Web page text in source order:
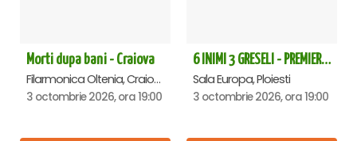
Morti dupa bani - Craiova
Filarmonica Oltenia, Craiova
3 octombrie 2026, ora 19:00
6 INIMI 3 GRESELI - PREMIERA - Ploiesti
Sala Europa, Ploiesti
3 octombrie 2026, ora 19:00